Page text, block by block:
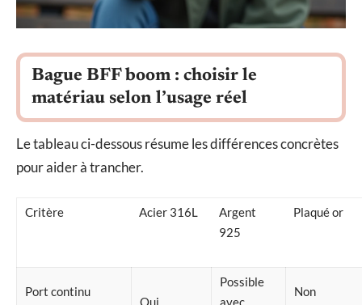
Bague BFF boom : choisir le
matériau selon l’usage réel
Le tableau ci-dessous résume les différences concrètes
pour aider à trancher.
Critère Acier 316L
Argent
925
Plaqué or
Port continu
Oui
Possible
avec
Non